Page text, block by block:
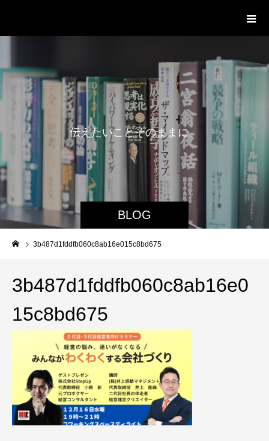
BLOG
伝えたいこ とそのま ま に。
3b487d1fddfb060c8ab16e015c8bd675
3b487d1fddfb060c8ab16e0
15c8bd675